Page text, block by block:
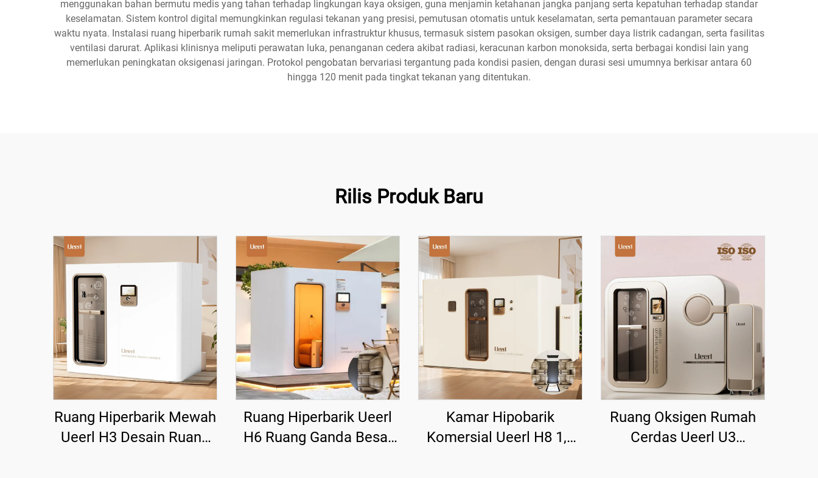
menggunakan bahan bermutu medis yang tahan terhadap lingkungan kaya oksigen, guna menjamin ketahanan jangka panjang serta kepatuhan terhadap standar
keselamatan. Sistem kontrol digital memungkinkan regulasi tekanan yang presisi, pemutusan otomatis untuk keselamatan, serta pemantauan parameter secara
waktu nyata. Instalasi ruang hiperbarik rumah sakit memerlukan infrastruktur khusus, termasuk sistem pasokan oksigen, sumber daya listrik cadangan, serta fasilitas
ventilasi darurat. Aplikasi klinisnya meliputi perawatan luka, penanganan cedera akibat radiasi, keracunan karbon monoksida, serta berbagai kondisi lain yang
memerlukan peningkatan oksigenasi jaringan. Protokol pengobatan bervariasi tergantung pada kondisi pasien, dengan durasi sesi umumnya berkisar antara 60
hingga 120 menit pada tingkat tekanan yang ditentukan.
Rilis Produk Baru
Ruang Hiperbarik Mewah
Ueerl H3 Desain Ruang
Ruang Hiperbarik Ueerl
H6 Ruang Ganda Besar
Kamar Hipobarik
Komersial Ueerl H8 1,5
Ruang Oksigen Rumah
Cerdas Ueerl U3